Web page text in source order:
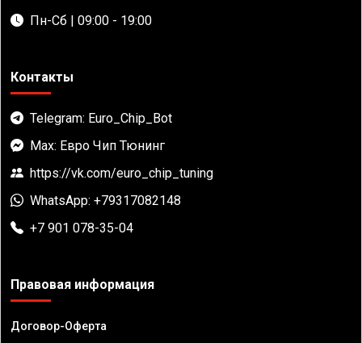
Пн-Сб | 09:00 - 19:00
Контакты
Telegram: Euro_Chip_Bot
Max: Евро Чип Тюнинг
https://vk.com/euro_chip_tuning
WhatsApp: +79317082148
+7 901 078-35-04
Правовая информация
Договор-Оферта